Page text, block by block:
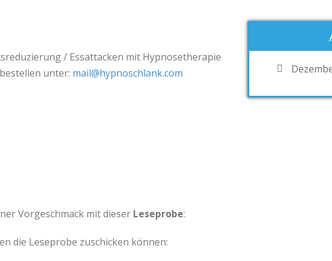
/ Essattacken mit Hypnosetherapie
unter: mail@hypnoschlank.com
Vorgeschmack mit dieser Leseprobe:
die Leseprobe zuschicken können: